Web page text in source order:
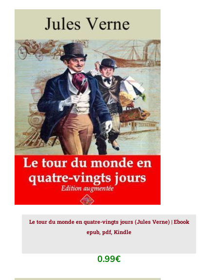
AJOUTER AU PANIER / DÉTAILS
Le tour du monde en quatre-vingts jours (Jules Verne) | Ebook
epub, pdf, Kindle
0.99€